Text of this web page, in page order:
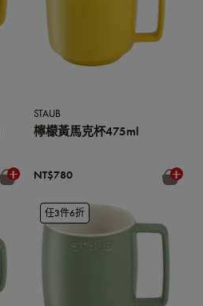
STAUB
檸檬黃馬克杯475ml
NT$780
任3件6折